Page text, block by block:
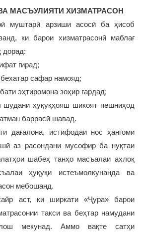
МАСЪУЛИЯТИ ХИЗМАТРАСОН
муштарӣ арзиши асосӣ ба ҳисоб
ки барои хизматрасонӣ маблағ
дорад:
гирад;
сафар намояд;
эҳтиромона зоҳир гардад;
шудани ҳуқуқҳояш шикоят пешниҳод
баррасӣ шавад.
дағалона, истифодаи нос ҳангоми
аз расондани мусофир ба нуқтаи
шабеҳ танҳо масъалаи ахлоқ
ҳуқуқи истеъмолкунанда ва
мебошанд.
аст, ки ширкати «Ҷура» барои
такси ва беҳтар намудани
мекунад. Аммо вақте сатҳи